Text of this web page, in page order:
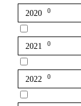
2020 0
2021 0
2022 0